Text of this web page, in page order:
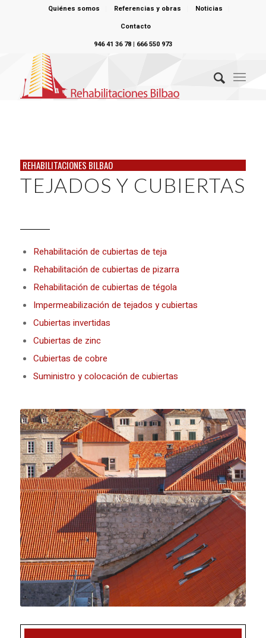
Quiénes somos Referencias y obras
Noticias
Contacto
946 41 36 78 | 666 550 973
REHABILITACIONES BILBAO
TEJADOS Y CUBIERTAS
Rehabilitación de cubiertas de teja
Rehabilitación de cubiertas de pizarra
Rehabilitación de cubiertas de tégola
Impermeabilización de tejados y cubiertas
Cubiertas invertidas
Cubiertas de zinc
Cubiertas de cobre
Suministro y colocación de cubiertas